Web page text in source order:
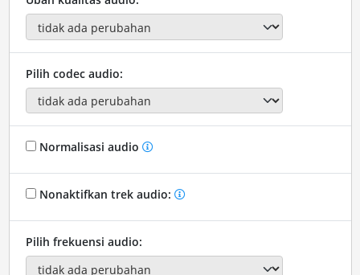
Pilih codec audio:
Normalisasi audio
Nonaktifkan trek audio:
Pilih frekuensi audio: